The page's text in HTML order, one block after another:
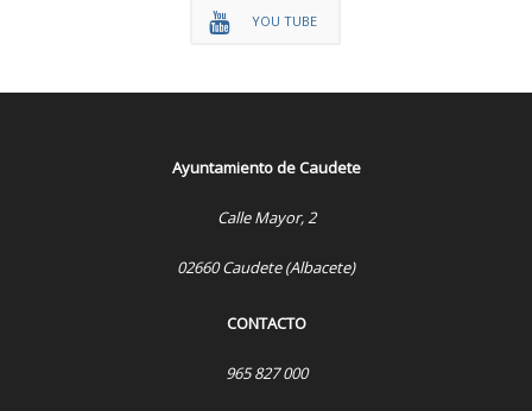
YOU TUBE
Ayuntamiento de Caudete
Calle Mayor, 2
02660 Caudete (Albacete)
CONTACTO
965 827 000